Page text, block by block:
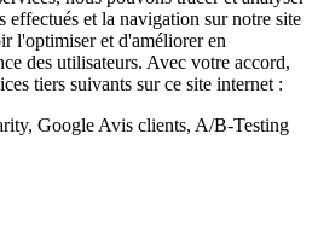
effectués et la navigation sur notre site
l'optimiser et d'améliorer en
des utilisateurs. Avec votre accord,
tiers suivants sur ce site internet :
Google Avis clients, A/B-Testing